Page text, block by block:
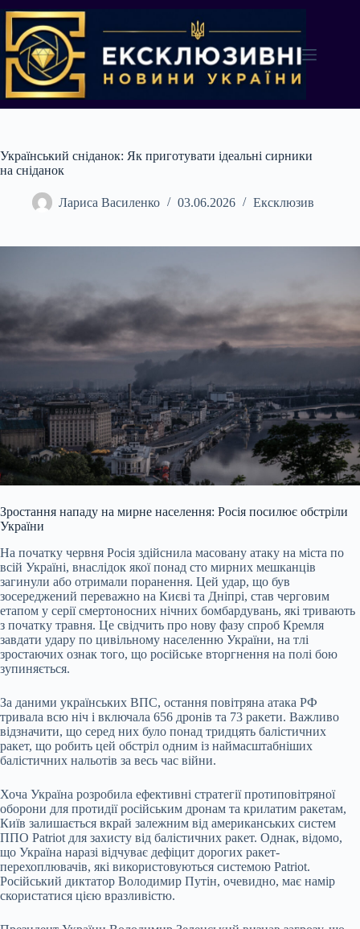
до
вмісту
Український сніданок: Як приготувати ідеальні сирники
на сніданок
Лариса Василенко 03.06.2026 Ексклюзив
Зростання нападу на мирне населення: Росія посилює обстріли
України
На початку червня Росія здійснила масовану атаку на міста по
всій Україні, внаслідок якої понад сто мирних мешканців
загинули або отримали поранення. Цей удар, що був
зосереджений переважно на Києві та Дніпрі, став черговим
етапом у серії смертоносних нічних бомбардувань, які тривають
з початку травня. Це свідчить про нову фазу спроб Кремля
завдати удару по цивільному населенню України, на тлі
зростаючих ознак того, що російське вторгнення на полі бою
зупиняється.
За даними українських ВПС, остання повітряна атака РФ
тривала всю ніч і включала 656 дронів та 73 ракети. Важливо
відзначити, що серед них було понад тридцять балістичних
ракет, що робить цей обстріл одним із наймасштабніших
балістичних нальотів за весь час війни.
Хоча Україна розробила ефективні стратегії протиповітряної
оборони для протидії російським дронам та крилатим ракетам,
Київ залишається вкрай залежним від американських систем
ППО Patriot для захисту від балістичних ракет. Однак, відомо,
що Україна наразі відчуває дефіцит дорогих ракет-
перехоплювачів, які використовуються системою Patriot.
Російський диктатор Володимир Путін, очевидно, має намір
скористатися цією вразливістю.